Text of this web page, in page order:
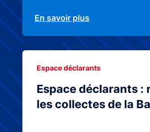
En savoir plus
Espace déclarants
les collectes de la
Espace déclarants